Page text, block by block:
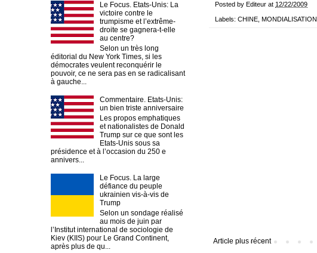
Posted by Editeur at 12/22/2009
Labels: CHINE MONDIALISATION
Article plus récent
Le Focus. Etats-Unis: La
victoire contre le
trumpisme et l’extrême-
droite se gagnera-t-elle
au centre?
Selon un très long
éditorial du New York Times, si les
démocrates veulent reconquérir le
pouvoir, ce ne sera pas en se radicalisant
à gauche...
Commentaire. Etats-Unis:
un bien triste anniversaire
Les propos emphatiques
et nationalistes de Donald
Trump sur ce que sont les
Etats-Unis sous sa
présidence et à l’occasion du 250 e
annivers...
Le Focus. La large
défiance du peuple
ukrainien vis-à-vis de
Trump
Selon un sondage réalisé
au mois de juin par
l’Institut international de sociologie de
Kiev (KIIS) pour Le Grand Continent,
après plus de qu...